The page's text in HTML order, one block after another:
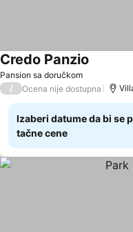
Pansion sa doručkom
Credo Panzio
/ Ocena nije dostupna
Izaberi datume da bi se
tačne cene